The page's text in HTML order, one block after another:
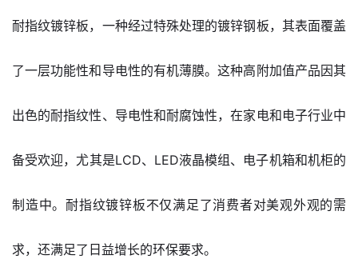
耐指纹镀锌板，一种经过特殊处理的镀锌钢板，其表面覆盖
了一层功能性和导电性的有机薄膜。这种高附加值产品因其
出色的耐指纹性、导电性和耐腐蚀性，在家电和电子行业中
备受欢迎，尤其是LCD、LED液晶模组、电子机箱和机柜的
制造中。耐指纹镀锌板不仅满足了消费者对美观外观的需
求，还满足了日益增长的环保要求。